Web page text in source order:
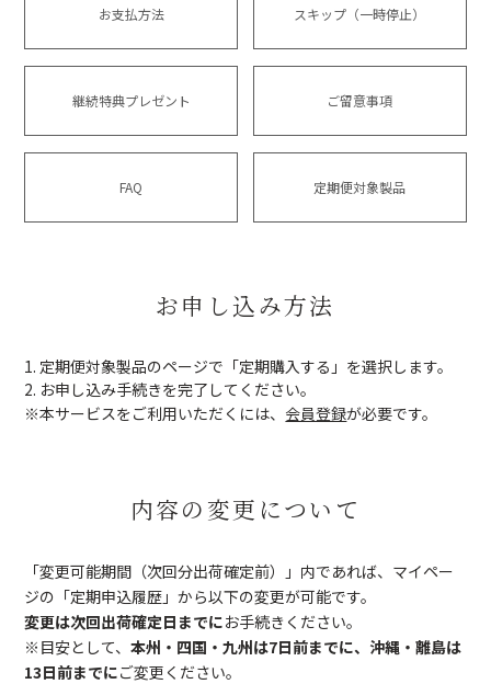
お支払方法 スキップ（一時停止）
継続特典プレゼント ご留意事項
FAQ 定期便対象製品
お申し込み方法
1. 定期便対象製品のページで「定期購入する」を選択します。
2. お申し込み手続きを完了してください。
※本サービスをご利用いただくには、 会員登録が必要です。
内容の変更について
「変更可能期間（次回分出荷確定前）」内であれば、マイペー
ジの「定期申込履歴」から以下の変更が可能です。
変更は次回出荷確定日までにお手続きください。
※目安として、本州・四国・九州は7日前までに、沖縄・離島は
13日前までにご変更ください。